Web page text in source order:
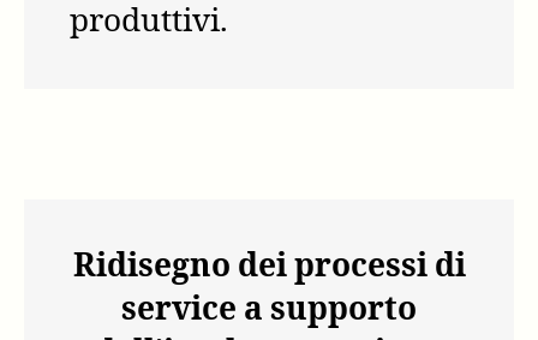
produttivi.
Ridisegno dei processi di
service a supporto